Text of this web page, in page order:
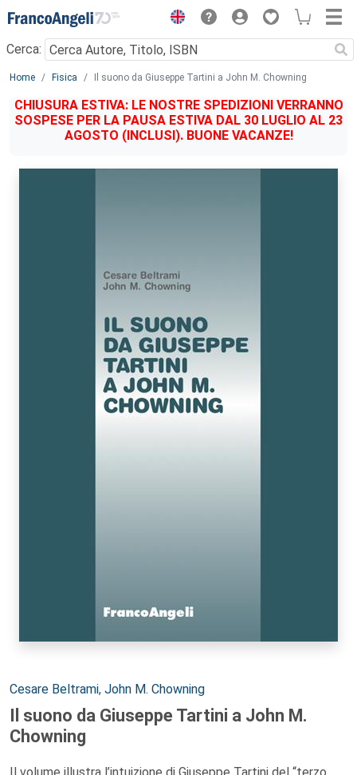
Menu
Cerca:
Main content
Home Fisica Il suono da Giuseppe Tartini a John M. Chowning
CHIUSURA ESTIVA: LE NOSTRE SPEDIZIONI VERRANNO
SOSPESE PER LA PAUSA ESTIVA DAL 30 LUGLIO AL 23
AGOSTO (INCLUSI). BUONE VACANZE!
Autori:
Cesare Beltrami, John M. Chowning
Il suono da Giuseppe Tartini a John M.
Chowning